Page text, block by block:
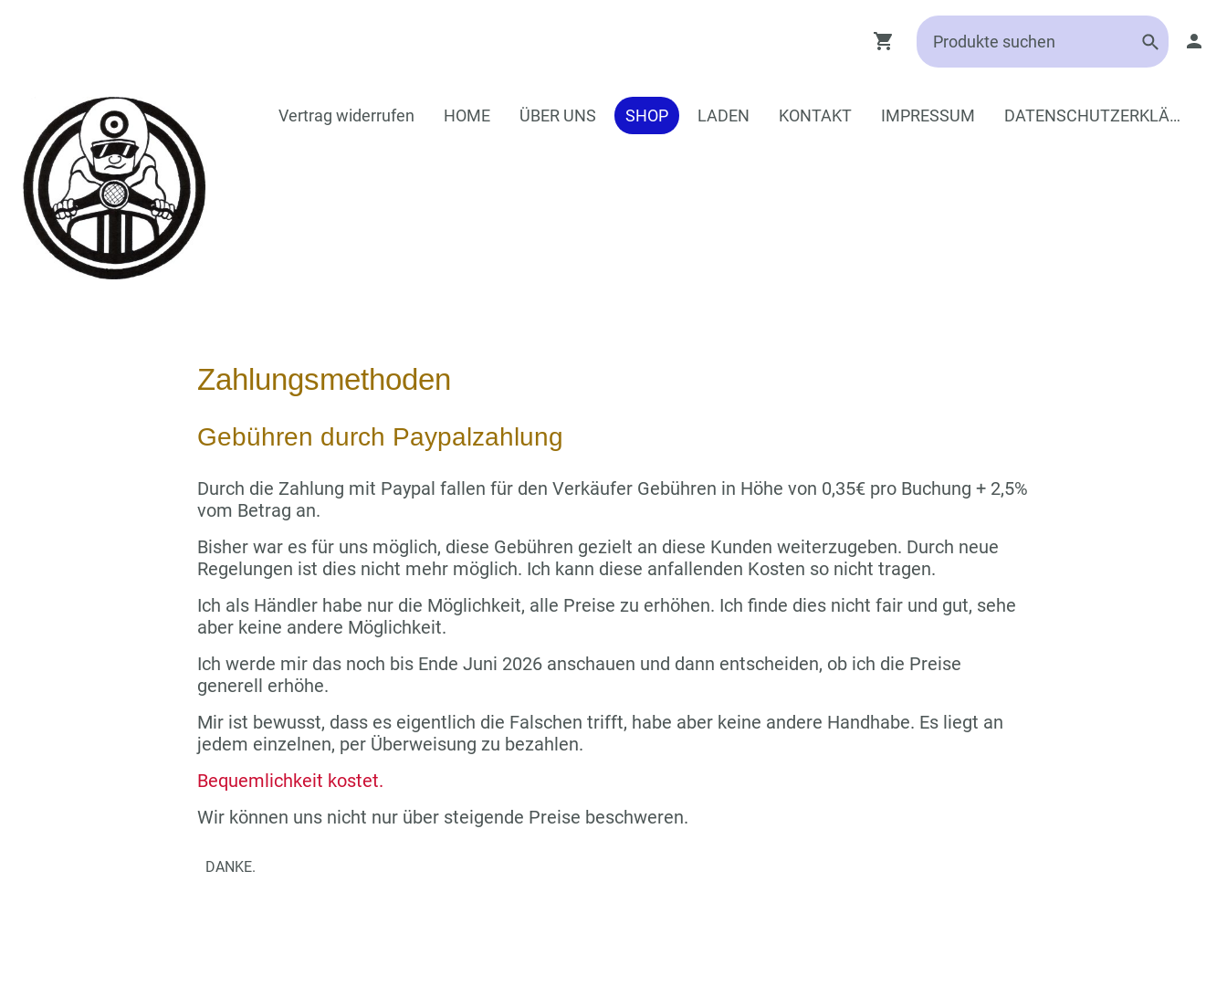
Vertrag widerrufen HOME ÜBER UNS SHOP LADEN KONTAKT IMPRESSUM DATENSCHUTZERKLÄRUNG
Zahlungsmethoden
Gebühren durch Paypalzahlung
Durch die Zahlung mit Paypal fallen für den Verkäufer Gebühren in Höhe von 0,35€ pro Buchung + 2,5%
vom Betrag an.
Bisher war es für uns möglich, diese Gebühren gezielt an diese Kunden weiterzugeben. Durch neue
Regelungen ist dies nicht mehr möglich. Ich kann diese anfallenden Kosten so nicht tragen.
Ich als Händler habe nur die Möglichkeit, alle Preise zu erhöhen. Ich finde dies nicht fair und gut, sehe
aber keine andere Möglichkeit.
Ich werde mir das noch bis Ende Juni 2026 anschauen und dann entscheiden, ob ich die Preise
generell erhöhe.
Mir ist bewusst, dass es eigentlich die Falschen trifft, habe aber keine andere Handhabe. Es liegt an
jedem einzelnen, per Überweisung zu bezahlen.
Bequemlichkeit kostet.
Wir können uns nicht nur über steigende Preise beschweren.
DANKE.